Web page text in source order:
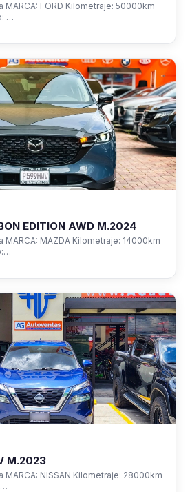
MARCA: FORD Kilometraje: 50000km
…
EDITION AWD M.2024
MARCA: MAZDA Kilometraje: 14000km
M.2023
MARCA: NISSAN Kilometraje: 28000km